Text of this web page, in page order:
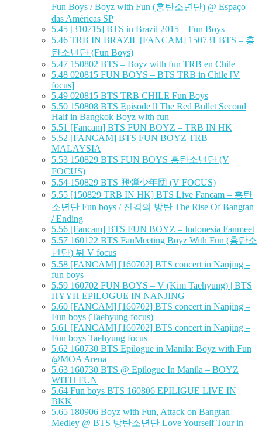
Fun Boys / Boyz with Fun (흥탄소년단) @ Espaço
das Américas SP
5.45 [310715] BTS in Brazil 2015 – Fun Boys
5.46 TRB IN BRAZIL [FANCAM] 150731 BTS – 흥
탄소년단 (Fun Boys)
5.47 150802 BTS – Boyz with fun TRB en Chile
5.48 020815 FUN BOYS – BTS TRB in Chile [V
focus]
5.49 020815 BTS TRB CHILE Fun Boys
5.50 150808 BTS Episode ll The Red Bullet Second
Half in Bangkok Boyz with fun
5.51 [Fancam] BTS FUN BOYZ – TRB IN HK
5.52 [FANCAM] BTS FUN BOYZ TRB
MALAYSIA
5.53 150829 BTS FUN BOYS 흥탄소년단 (V
FOCUS)
5.54 150829 BTS 興弾少年団 (V FOCUS)
5.55 [150829 TRB IN HK] BTS Live Fancam – 흥탄
소년단 Fun boys / 진격의 방탄 The Rise Of Bangtan
/ Ending
5.56 [Fancam] BTS FUN BOYZ – Indonesia Fanmeet
5.57 160122 BTS FanMeeting Boyz With Fun (흥탄소
년단) 뷔 V focus
5.58 [FANCAM] [160702] BTS concert in Nanjing –
fun boys
5.59 160702 FUN BOYS – V (Kim Taehyung) | BTS
HYYH EPILOGUE IN NANJING
5.60 [FANCAM] [160702] BTS concert in Nanjing –
Fun boys (Taehyung focus)
5.61 [FANCAM] [160702] BTS concert in Nanjing –
Fun boys Taehyung focus
5.62 160730 BTS Epilogue in Manila: Boyz with Fun
@MOA Arena
5.63 160730 BTS @ Epilogue In Manila – BOYZ
WITH FUN
5.64 Fun boys BTS 160806 EPILIGUE LIVE IN
BKK
5.65 180906 Boyz with Fun, Attack on Bangtan
Medley @ BTS 방탄소년단 Love Yourself Tour in